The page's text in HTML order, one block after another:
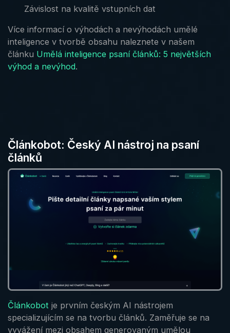
Závislost na kvalitě vstupních dat
Více informací o výhodách a nevýhodách umělé
inteligence v tvorbě obsahu naleznete v našem
článku Umělá inteligence psaní článků: 5 největších
výhod a nevýhod.
Článkobot: Český AI nástroj na psaní
článků
Článkobot je prvním českým AI nástrojem
specializujícím se na tvorbu článků. Zaměřuje se na
vyvážení mezi obsahem generovaným umělou